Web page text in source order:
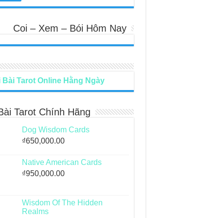
Coi – Xem – Bói Hôm Nay
Bài Tarot Online Hằng Ngày
Tarot Chính Hãng
Dog Wisdom Cards
₫650,000.00
Native American Cards
₫950,000.00
Wisdom Of The Hidden
Realms